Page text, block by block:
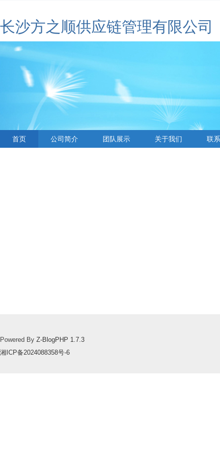
长沙方之顺供应链管理有限公司
首页 公司简介 团队展示 关于我们 联
Powered By Z-BlogPHP 1.7.3
湘ICP备2024088358号-6